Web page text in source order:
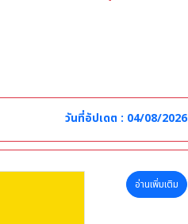
วันที่อัปเดต : 04/08/2026
อ่านเพิ่มเติม